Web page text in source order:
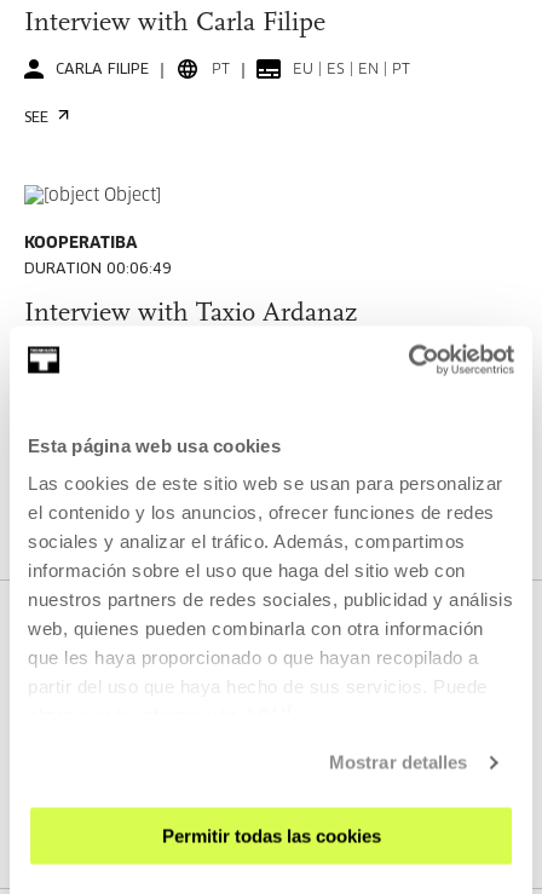
Esta página web usa cookies
Las cookies de este sitio web se usan para personalizar
el contenido y los anuncios, ofrecer funciones de redes
sociales y analizar el tráfico. Además, compartimos
información sobre el uso que haga del sitio web con
nuestros partners de redes sociales, publicidad y análisis
web, quienes pueden combinarla con otra información
que les haya proporcionado o que hayan recopilado a
partir del uso que haya hecho de sus servicios. Puede
Mostrar detalles
Permitir todas las cookies
Interview with Carla Filipe
CARLA FILIPE PT EU | ES | EN | PT
SEE
KOOPERATIBA
DURATION 00:06:49
Interview with Taxio Ardanaz
TAXIO ARDANAZ
SEE ALL CONTENT
NEXT LIVE STREAMS
We do not have any new streams scheduled